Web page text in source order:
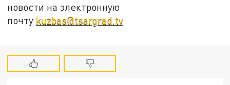
новости на электронную
почту kuzbas@tsargrad.tv